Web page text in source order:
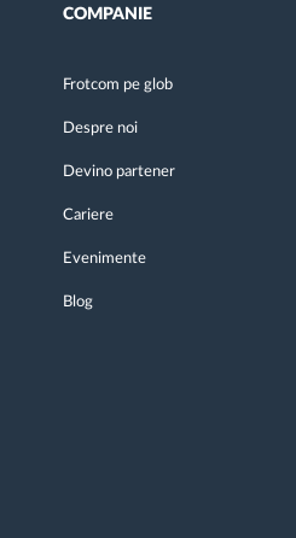
COMPANIE
Frotcom pe glob
Despre noi
Devino partener
Cariere
Evenimente
Blog